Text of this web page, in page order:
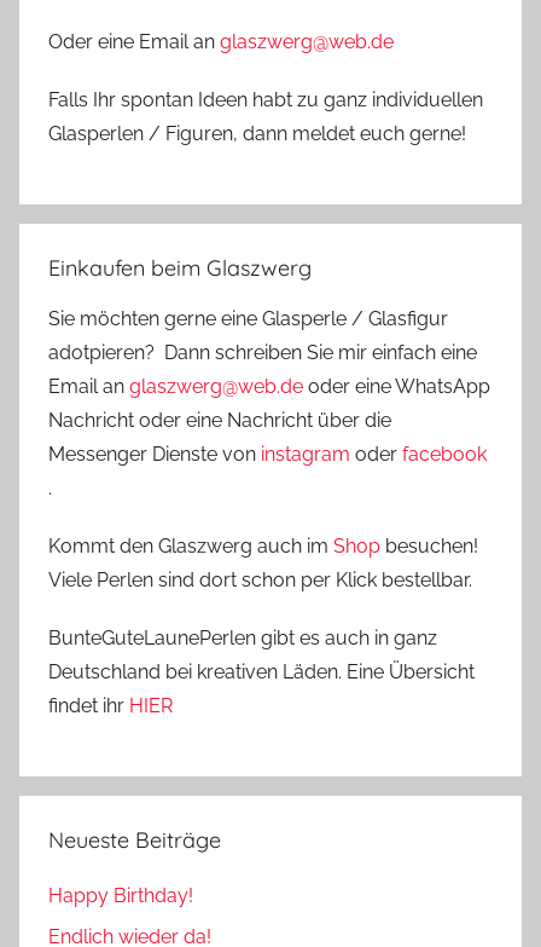
Oder eine Email an glaszwerg@web.de
Falls Ihr spontan Ideen habt zu ganz individuellen
Glasperlen / Figuren, dann meldet euch gerne!
Einkaufen beim Glaszwerg
Sie möchten gerne eine Glasperle / Glasfigur
adotpieren? Dann schreiben Sie mir einfach eine
Email an glaszwerg@web.de oder eine WhatsApp
Nachricht oder eine Nachricht über die
Messenger Dienste von instagram oder facebook
.
Kommt den Glaszwerg auch im Shop besuchen!
Viele Perlen sind dort schon per Klick bestellbar.
BunteGuteLaunePerlen gibt es auch in ganz
Deutschland bei kreativen Läden. Eine Übersicht
findet ihr HIER
Neueste Beiträge
Happy Birthday!
Endlich wieder da!